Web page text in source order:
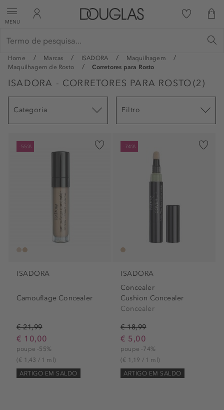
MENU
Home Marcas ISADORA
Maquilhagem
Maquilhagem de Rosto
Corretores para Rosto
ISADORA - CORRETORES PARA ROSTO (2)
Categoria Filtro
-55%
ISADORA
Camouflage Concealer
€ 21,99
€ 10,00
poupe -55%
(€ 1,43 / 1 ml)
ARTIGO EM SALDO
-74%
ISADORA
Concealer
Cushion Concealer
Concealer
€ 18,99
€ 5,00
poupe -74%
(€ 1,19 / 1 ml)
ARTIGO EM SALDO